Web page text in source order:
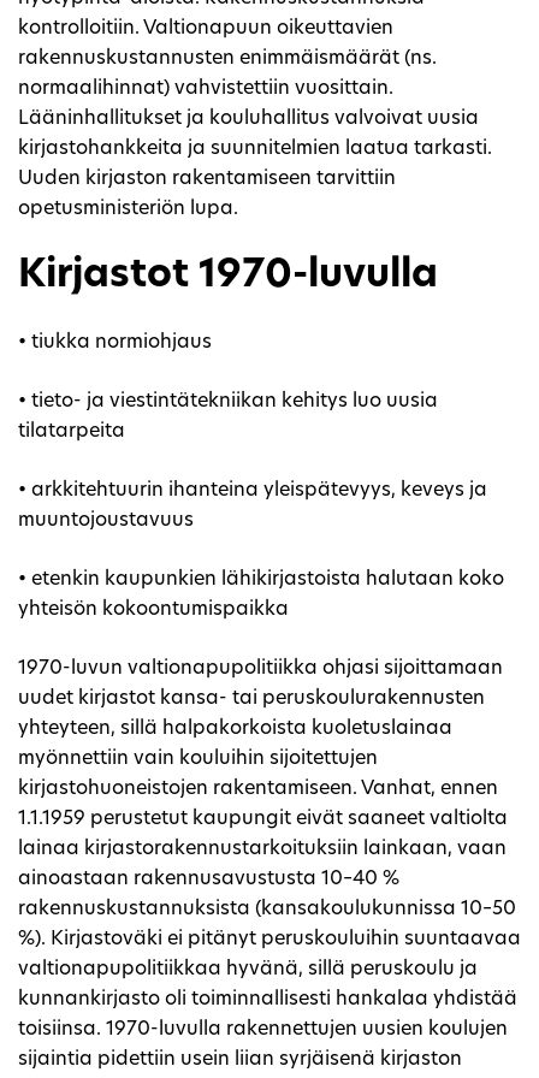
kontrolloitiin. Valtionapuun oikeuttavien
rakennuskustannusten enimmäismäärät (ns.
normaalihinnat) vahvistettiin vuosittain.
Lääninhallitukset ja kouluhallitus valvoivat uusia
kirjastohankkeita ja suunnitelmien laatua tarkasti.
Uuden kirjaston rakentamiseen tarvittiin
opetusministeriön lupa.
Kirjastot 1970-luvulla
• tiukka normiohjaus
• tieto- ja viestintätekniikan kehitys luo uusia
tilatarpeita
• arkkitehtuurin ihanteina yleispätevyys, keveys ja
muuntojoustavuus
• etenkin kaupunkien lähikirjastoista halutaan koko
yhteisön kokoontumispaikka
1970-luvun valtionapupolitiikka ohjasi sijoittamaan
uudet kirjastot kansa- tai peruskoulurakennusten
yhteyteen, sillä halpakorkoista kuoletuslainaa
myönnettiin vain kouluihin sijoitettujen
kirjastohuoneistojen rakentamiseen. Vanhat, ennen
1.1.1959 perustetut kaupungit eivät saaneet valtiolta
lainaa kirjastorakennustarkoituksiin lainkaan, vaan
ainoastaan rakennusavustusta 10–40 %
rakennuskustannuksista (kansakoulukunnissa 10–50
%). Kirjastoväki ei pitänyt peruskouluihin suuntaavaa
valtionapupolitiikkaa hyvänä, sillä peruskoulu ja
kunnankirjasto oli toiminnallisesti hankalaa yhdistää
toisiinsa. 1970-luvulla rakennettujen uusien koulujen
sijaintia pidettiin usein liian syrjäisenä kirjaston